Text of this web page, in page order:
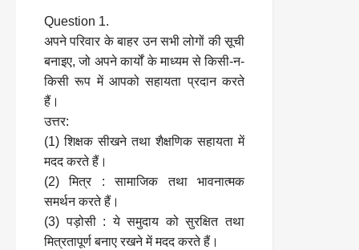
Question 1.
अपने परिवार के बाहर उन सभी लोगों की सूची
बनाइए, जो अपने कार्यों के माध्यम से किसी-न-
किसी रूप में आपको सहायता प्रदान करते
हैं।
उत्तर:
(1) शिक्षक सीखने तथा शैक्षणिक सहायता में
मदद करते हैं।
(2) मित्र : सामाजिक तथा भावनात्मक
समर्थन करते हैं।
(3) पड़ोसी : ये समुदाय को सुरक्षित तथा
मित्रतापूर्ण बनाए रखने में मदद करते हैं।